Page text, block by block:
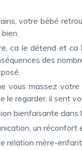
des
le regarder, il sent
bienfaisante
un
relation mère-